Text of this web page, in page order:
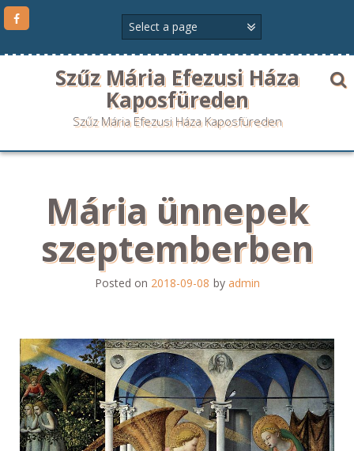
Szűz Mária Efezusi Háza
Kaposfüreden
Szűz Mária Efezusi Háza Kaposfüreden
Mária ünnepek
szeptemberben
Posted on 2018-09-08 by admin